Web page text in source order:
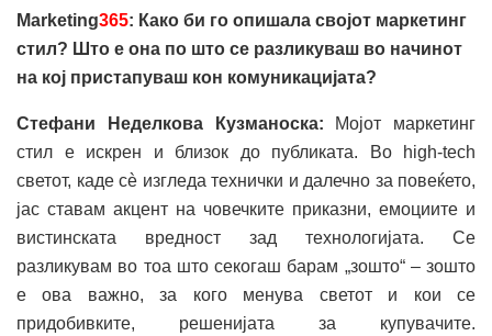
Marketing365: Како би го опишала својот маркетинг
стил? Што е она по што се разликуваш во начинот
на кој пристапуваш кон комуникацијата?
Стефани Неделкова Кузманоска:
Мојот маркетинг
стил е искрен и близок до публиката. Во high-tech
светот, каде сè изгледа технички и далечно за повеќето,
јас ставам акцент на човечките приказни, емоциите и
вистинската вредност зад технологијата. Се
разликувам во тоа што секогаш барам „зошто“ – зошто
е ова важно, за кого менува светот и кои се
придобивките, решенијата за купувачите.